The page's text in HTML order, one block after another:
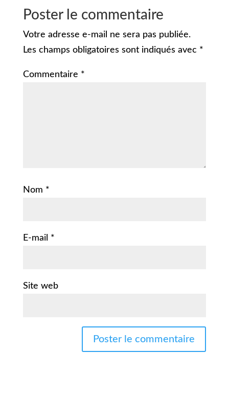
Poster le commentaire
Votre adresse e-mail ne sera pas publiée.
Les champs obligatoires sont indiqués avec *
Commentaire *
Nom *
E-mail *
Site web